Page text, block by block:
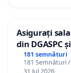
Asigurați
din DGASPC
181 semnături
181 Semnături